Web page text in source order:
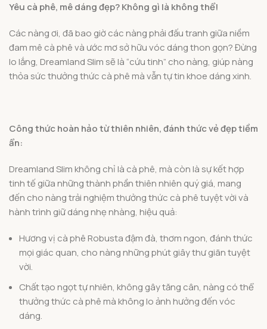
Yêu cà phê, mê dáng đẹp? Không gì là không thể!
Các nàng ơi, đã bao giờ các nàng phải đấu tranh giữa niềm
đam mê cà phê và ước mơ sở hữu vóc dáng thon gọn? Đừng
lo lắng, Dreamland Slim sẽ là “cứu tinh” cho nàng, giúp nàng
thỏa sức thưởng thức cà phê mà vẫn tự tin khoe dáng xinh.
Công thức hoàn hảo từ thiên nhiên, đánh thức vẻ đẹp tiềm
ẩn:
Dreamland Slim không chỉ là cà phê, mà còn là sự kết hợp
tinh tế giữa những thành phần thiên nhiên quý giá, mang
đến cho nàng trải nghiệm thưởng thức cà phê tuyệt vời và
hành trình giữ dáng nhẹ nhàng, hiệu quả:
Hương vị cà phê Robusta đậm đà, thơm ngon, đánh thức
mọi giác quan, cho nàng những phút giây thư giãn tuyệt
vời.
Chất tạo ngọt tự nhiên, không gây tăng cân, nàng có thể
thưởng thức cà phê mà không lo ảnh hưởng đến vóc
dáng.